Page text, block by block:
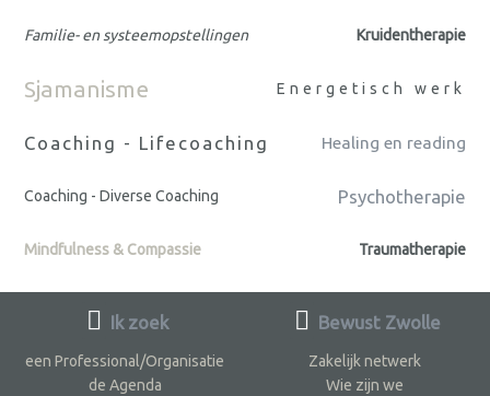
Familie- en systeemopstellingen Kruidentherapie
Sjamanisme Energetisch werk
Coaching - Lifecoaching Healing en reading
Coaching - Diverse Coaching Psychotherapie
Mindfulness & Compassie Traumatherapie
Ik zoek
een Professional/Organisatie
de Agenda
Bewust Zwolle
Zakelijk netwerk
Wie zijn we